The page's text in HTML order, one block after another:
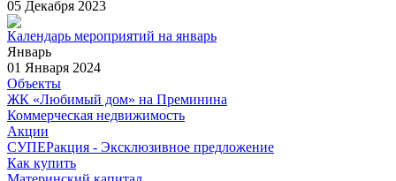
05 Декабря 2023
Календарь мероприятий на январь
Январь
01 Января 2024
Объекты
ЖК «Любимый дом» на Преминина
Коммерческая недвижимость
Акции
СУПЕРакция - Эксклюзивное предложение
Как купить